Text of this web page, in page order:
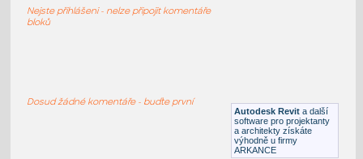
DWG Exteriéry
RFA Exteriéry Autodesk Revit a další
software pro projektanty
a architekty získáte
výhodně u firmy
ARKANCE
Nejste přihlášeni - nelze připojit komentáře
bloků
Dosud žádné komentáře - buďte první